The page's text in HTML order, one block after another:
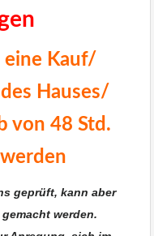
eine Kauf/
Hauses/
von 48 Std.
geprüft, kann aber
werden.